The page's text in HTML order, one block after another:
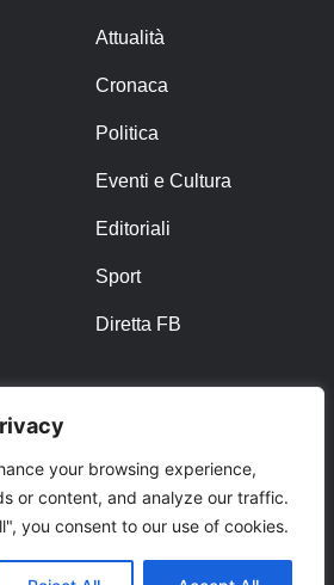
your browsing experience,
or content, and analyze our traffic.
you consent to our use of cookies.
Attualità
Cronaca
Politica
Eventi e Cultura
Editoriali
Sport
Diretta FB